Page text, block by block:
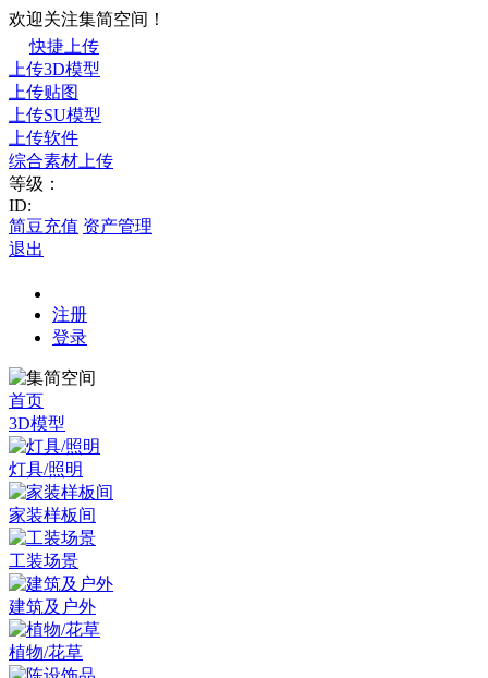
欢迎关注集简空间！
快捷上传
上传3D模型
上传贴图
上传SU模型
上传软件
综合素材上传
等级：
ID:
简豆充值 资产管理
退出
注册
登录
首页
3D模型
灯具/照明
家装样板间
工装场景
建筑及户外
植物/花草